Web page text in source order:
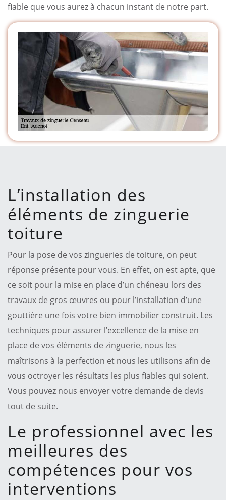
fiable que vous aurez à chacun instant de notre part.
L’installation des
éléments de zinguerie
toiture
Pour la pose de vos zingueries de toiture, on peut
réponse présente pour vous. En effet, on est apte, que
ce soit pour la mise en place d’un chéneau lors des
travaux de gros œuvres ou pour l’installation d’une
gouttière une fois votre bien immobilier construit. Les
techniques pour assurer l’excellence de la mise en
place de vos éléments de zinguerie, nous les
maîtrisons à la perfection et nous les utilisons afin de
vous octroyer les résultats les plus fiables qui soient.
Vous pouvez nous envoyer votre demande de devis
tout de suite.
Le professionnel avec les
meilleures des
compétences pour vos
interventions